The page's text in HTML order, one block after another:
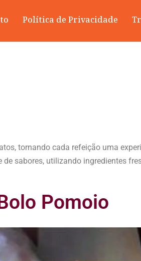
Política de Privacidade
tornando cada refeição uma
de sabores, utilizando ingredientes
Pomoio